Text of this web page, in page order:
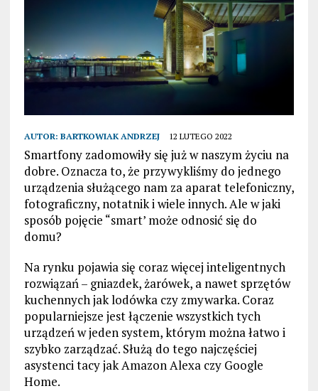
AUTOR: BARTKOWIAK ANDRZEJ 12 LUTEGO 2022
Smartfony zadomowiły się już w naszym życiu na
dobre. Oznacza to, że przywykliśmy do jednego
urządzenia służącego nam za aparat telefoniczny,
fotograficzny, notatnik i wiele innych. Ale w jaki
sposób pojęcie “smart’ może odnosić się do
domu?
Na rynku pojawia się coraz więcej inteligentnych
rozwiązań – gniazdek, żarówek, a nawet sprzętów
kuchennych jak lodówka czy zmywarka. Coraz
popularniejsze jest łączenie wszystkich tych
urządzeń w jeden system, którym można łatwo i
szybko zarządzać. Służą do tego najczęściej
asystenci tacy jak Amazon Alexa czy Google
Home.